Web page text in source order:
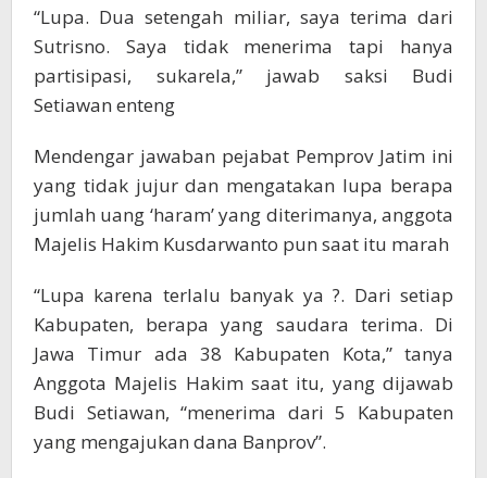
“Lupa. Dua setengah miliar, saya terima dari
Sutrisno. Saya tidak menerima tapi hanya
partisipasi, sukarela,” jawab saksi Budi
Setiawan enteng
Mendengar jawaban pejabat Pemprov Jatim ini
yang tidak jujur dan mengatakan lupa berapa
jumlah uang ‘haram’ yang diterimanya, anggota
Majelis Hakim Kusdarwanto pun saat itu marah
“Lupa karena terlalu banyak ya ?. Dari setiap
Kabupaten, berapa yang saudara terima. Di
Jawa Timur ada 38 Kabupaten Kota,” tanya
Anggota Majelis Hakim saat itu, yang dijawab
Budi Setiawan, “menerima dari 5 Kabupaten
yang mengajukan dana Banprov”.